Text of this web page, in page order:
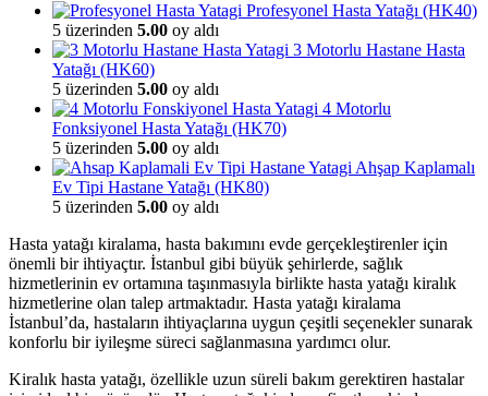
Profesyonel Hasta Yatağı (HK40)
5 üzerinden 5.00 oy aldı
3 Motorlu Hastane Hasta
Yatağı (HK60)
5 üzerinden 5.00 oy aldı
4 Motorlu
Fonksiyonel Hasta Yatağı (HK70)
5 üzerinden 5.00 oy aldı
Ahşap Kaplamalı
Ev Tipi Hastane Yatağı (HK80)
5 üzerinden 5.00 oy aldı
Hasta yatağı kiralama, hasta bakımını evde gerçekleştirenler için
önemli bir ihtiyaçtır. İstanbul gibi büyük şehirlerde, sağlık
hizmetlerinin ev ortamına taşınmasıyla birlikte hasta yatağı kiralık
hizmetlerine olan talep artmaktadır. Hasta yatağı kiralama
İstanbul’da, hastaların ihtiyaçlarına uygun çeşitli seçenekler sunarak
konforlu bir iyileşme süreci sağlanmasına yardımcı olur.
Kiralık hasta yatağı, özellikle uzun süreli bakım gerektiren hastalar